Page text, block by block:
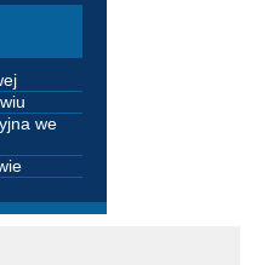
we